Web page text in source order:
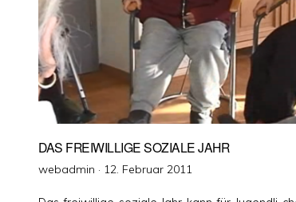
DAS FREIWILLIGE SOZIALE JAHR
webadmin · Veröffentlicht
12. Februar 2011